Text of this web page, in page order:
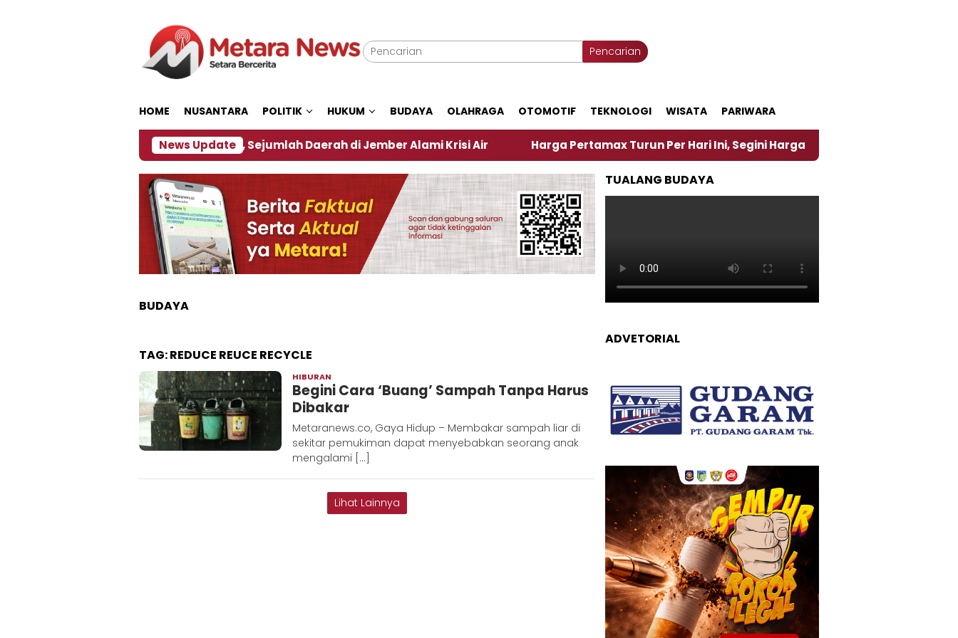
Pencarian
HOME NUSANTARA POLITIK HUKUM BUDAYA OLAHRAGA OTOMOTIF TEKNOLOGI WISATA PARIWARA
News Update
Dampak El Nino, Sejumlah Daerah di Jember Alami Krisi Air Harga Pertamax Turun Per Hari Ini, Segini Harganya
BUDAYA
TAG:REDUCE REUCE RECYCLE
HIBURAN
Begini Cara ‘Buang’ Sampah Tanpa Harus
Dibakar
Metaranews.co, Gaya Hidup – Membakar sampah liar di
sekitar pemukiman dapat menyebabkan seorang anak
mengalami […]
Lihat Lainnya
TUALANG BUDAYA
ADVETORIAL